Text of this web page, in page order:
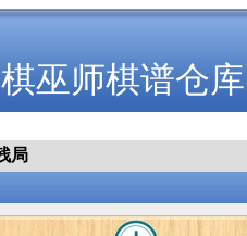
巫师棋谱仓库
局